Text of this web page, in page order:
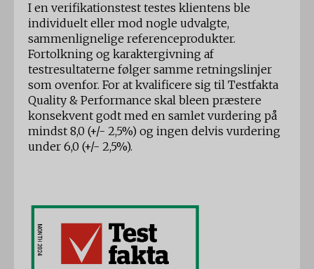
I en verifikationstest testes klientens ble
individuelt eller mod nogle udvalgte,
sammenlignelige referenceprodukter.
Fortolkning og karaktergivning af
testresultaterne følger samme retningslinjer
som ovenfor. For at kvalificere sig til Testfakta
Quality & Performance skal bleen præstere
konsekvent godt med en samlet vurdering på
mindst 8,0 (+/- 2,5%) og ingen delvis vurdering
under 6,0 (+/- 2,5%).